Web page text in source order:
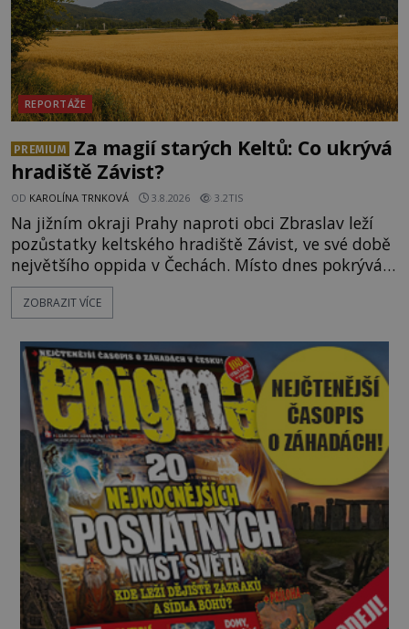
REPORTÁŽE
PREMIUM
Za magií starých Keltů: Co ukrývá
hradiště Závist?
OD KAROLÍNA TRNKOVÁ 3.8.2026 3.2TIS
Na jižním okraji Prahy naproti obci Zbraslav leží
pozůstatky keltského hradiště Závist, ve své době
největšího oppida v Čechách. Místo dnes pokrývá
les, zbytky po kdysi monumentálním hradišti jsou
ale v terénu patrné stále. Co dalšího tu po Keltech
vrch Hr
ZOBRAZIT VÍCE